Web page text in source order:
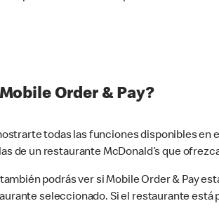
Order & Pay?
todas las funciones disponibles en
de un restaurante McDonald’s que
podrás ver si Mobile Order & Pay
seleccionado. Si el restaurante está